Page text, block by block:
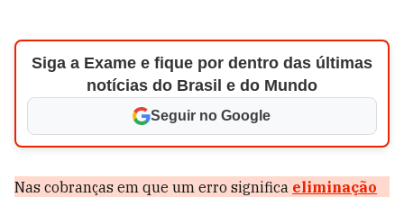
Siga a Exame e fique por dentro das últimas
notícias do Brasil e do Mundo
Seguir no Google
Nas cobranças em que um erro significa eliminação